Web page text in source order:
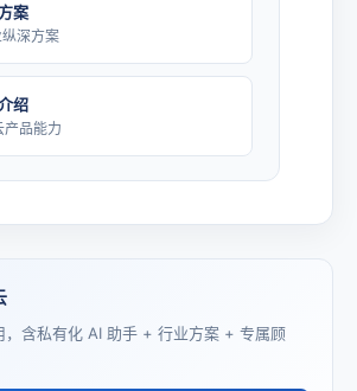
案
深方案
绍
产品能力
，含私有化 AI 助手 + 行业方案 + 专属顾